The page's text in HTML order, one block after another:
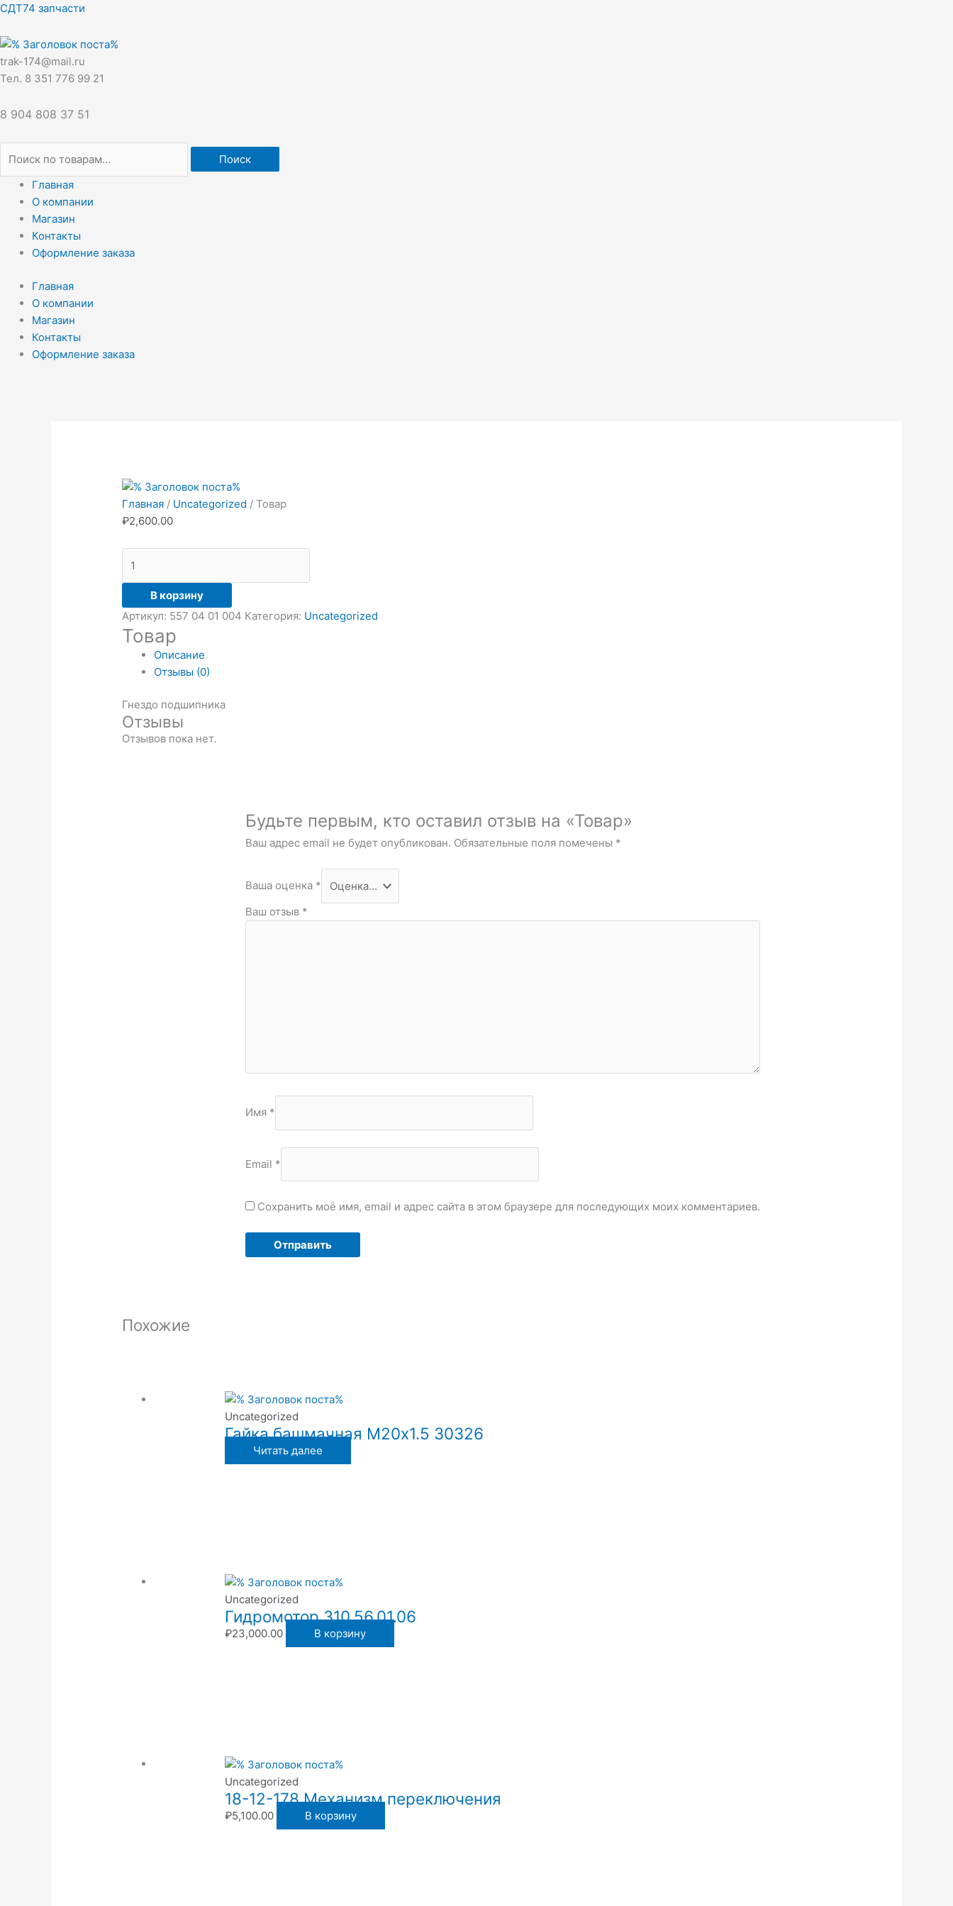
Перейти
содержимому
СДТ74 запчасти
trak-174@mail.ru
Тел. 8 351 776 99 21
8 904 808 37 51
Искать:
Поиск
Главная
О компании
Магазин
Контакты
Оформление заказа
Главная
О компании
Магазин
Контакты
Оформление заказа
Главная / Uncategorized / Товар
₽2,600.00
В корзину
Артикул: 557 04 01 004 Категория: Uncategorized
Товар
Описание
Отзывы (0)
Гнездо подшипника
Отзывы
Отзывов пока нет.
Будьте первым, кто оставил отзыв на «Товар»
Ваш адрес email не будет опубликован. Обязательные поля помечены *
Ваша оценка *
Ваш отзыв *
Имя *
Email *
Сохранить моё имя, email и адрес сайта в этом браузере для последующих моих комментариев.
Похожие
Uncategorized
Гайка башмачная М20х1.5 30326
Читать далее
Uncategorized
Гидромотор 310.56.01.06
₽23,000.00 В корзину
Uncategorized
18-12-178 Механизм переключения
₽5,100.00 В корзину